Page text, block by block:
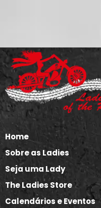
Home
Sobre as Ladies
Seja uma Lady
The Ladies Store
Calendários e Eventos